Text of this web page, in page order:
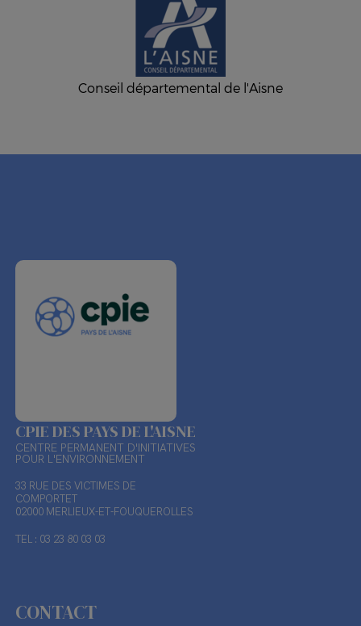
Conseil départemental de l'Aisne
CPIE DES PAYS DE L'AISNE
CENTRE PERMANENT D'INITIATIVES
POUR L'ENVIRONNEMENT
33 RUE DES VICTIMES DE
COMPORTET
02000 MERLIEUX-ET-FOUQUEROLLES
TEL : 03 23 80 03 03
CONTACT